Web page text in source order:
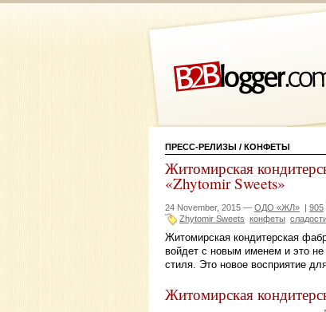
ПРЕСС-РЕЛИЗЫ / КОНФЕТЫ
Житомирская
«Zhytomir Sweets»
24 November, 2015 — ОДО «ЖЛ» | 905
Zhytomir Sweets конфеты
Житомирская кондитерская
войдет с новым именем и это не
стиля. Это новое восприятие
Житомирская